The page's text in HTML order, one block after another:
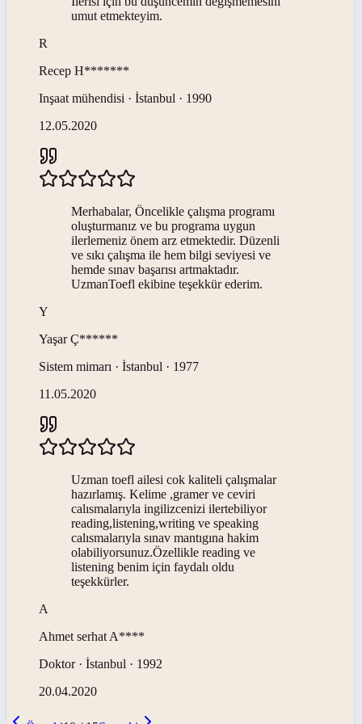
umut etmekteyim.
R
Recep H*******
Inşaat mühendisi · İstanbul · 1990
12.05.2020
Merhabalar, Öncelikle çalışma programı
oluşturmanız ve bu programa uygun
ilerlemeniz önem arz etmektedir. Düzenli
ve sıkı çalışma ile hem bilgi seviyesi ve
hemde sınav başarısı artmaktadır.
UzmanToefl ekibine teşekkür ederim.
Y
Yaşar Ç******
Sistem mimarı · İstanbul · 1977
11.05.2020
Uzman toefl ailesi cok kaliteli çalışmalar
hazırlamış. Kelime ,gramer ve ceviri
calısmalarıyla ingilizcenizi ilertebiliyor
reading,listening,writing ve speaking
calısmalarıyla sınav mantıgına hakim
olabiliyorsunuz.Özellikle reading ve
listening benim için faydalı oldu
teşekkürler.
A
Ahmet serhat A****
Doktor · İstanbul · 1992
20.04.2020